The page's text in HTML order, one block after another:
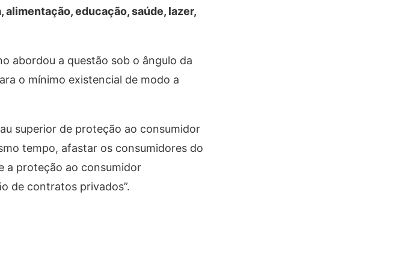
educação, saúde, lazer,
abordou a questão sob o ângulo da
o mínimo existencial de modo a
superior de proteção ao consumidor
tempo, afastar os consumidores do
a proteção ao consumidor
de contratos privados”.